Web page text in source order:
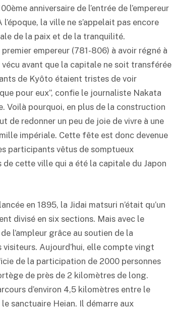
anniversaire de l’entrée de l’empereur
la ville ne s’appelait pas encore
de la paix et de la tranquilité.
empereur (781-806) à avoir régné à
avant que la capitale ne soit transférée
de Kyôto étaient tristes de voir
pour eux”, confie le journaliste Nakata
Voilà pourquoi, en plus de la construction
de redonner un peu de joie de vivre à une
impériale. Cette fête est donc devenue
participants vêtus de somptueux
cette ville qui a été la capitale du Japon
en 1895, la Jidai matsuri n’était qu’un
divisé en six sections. Mais avec le
l’ampleur grâce au soutien de la
Aujourd’hui, elle compte vingt
de la participation de 2000 personnes
de près de 2 kilomètres de long.
d’environ 4,5 kilomètres entre le
sanctuaire Heian. Il démarre aux